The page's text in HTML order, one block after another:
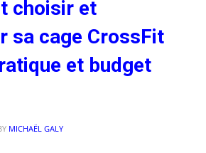
choisir et
sa cage CrossFit
et budget
MICHAËL GALY